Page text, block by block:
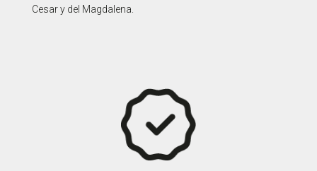
Cesar y del Magdalena.